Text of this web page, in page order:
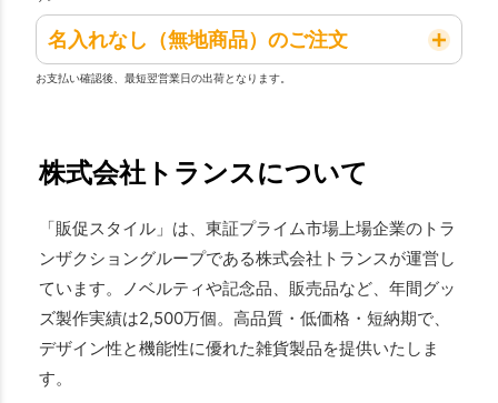
名入れなし（無地商品）のご注文
お支払い確認後、最短翌営業日の出荷となります。
株式会社トランスについて
「販促スタイル」は、東証プライム市場上場企業のトラ
ンザクショングループである株式会社トランスが運営し
ています。ノベルティや記念品、販売品など、年間グッ
ズ製作実績は2,500万個。高品質・低価格・短納期で、
デザイン性と機能性に優れた雑貨製品を提供いたしま
す。